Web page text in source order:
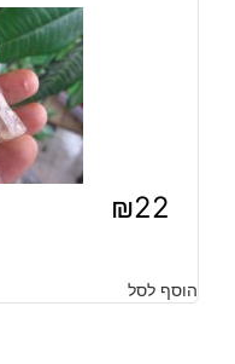
₪22
הוסף לסל